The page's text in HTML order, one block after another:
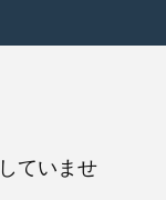
ていませ